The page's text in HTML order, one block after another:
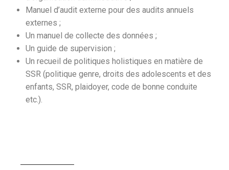
Manuel d’audit externe pour des audits annuels
externes ;
Un manuel de collecte des données ;
Un guide de supervision ;
Un recueil de politiques holistiques en matière de
SSR (politique genre, droits des adolescents et des
enfants, SSR, plaidoyer, code de bonne conduite
etc.).